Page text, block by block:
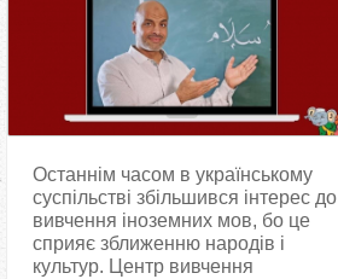
Останнім часом в українському
суспільстві збільшився інтерес до
вивчення іноземних мов, бо це
сприяє зближенню народів і
культур. Центр вивчення